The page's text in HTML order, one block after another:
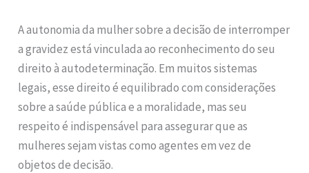
A autonomia da mulher sobre a decisão de interromper
a gravidez está vinculada ao reconhecimento do seu
direito à autodeterminação. Em muitos sistemas
legais, esse direito é equilibrado com considerações
sobre a saúde pública e a moralidade, mas seu
respeito é indispensável para assegurar que as
mulheres sejam vistas como agentes em vez de
objetos de decisão.